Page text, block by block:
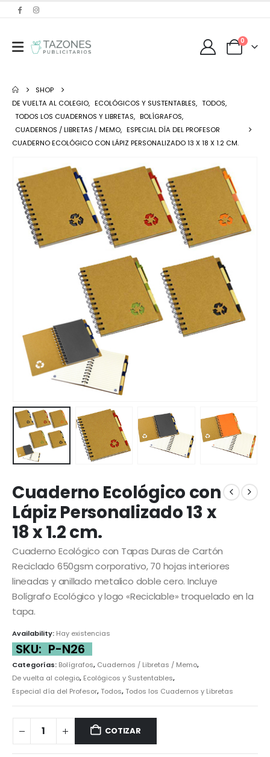
0
SHOP
DE VUELTA AL COLEGIO, ECOLÓGICOS Y SUSTENTABLES, TODOS,
TODOS LOS CUADERNOS Y LIBRETAS, BOLÍGRAFOS,
CUADERNOS / LIBRETAS / MEMO, ESPECIAL DÍA DEL PROFESOR
CUADERNO ECOLÓGICO CON LÁPIZ PERSONALIZADO 13 X 18 X 1.2 CM.
Cuaderno Ecológico con
Lápiz Personalizado 13 x
18 x 1.2 cm.
Cuaderno Ecológico con Tapas Duras de Cartón
Reciclado 650gsm corporativo, 70 hojas interiores
lineadas y anillado metalico doble cero. Incluye
Bolígrafo Ecológico y logo «Reciclable» troquelado en la
tapa.
Availability: Hay existencias
SKU: P-N26
Categorías: Bolígrafos, Cuadernos / Libretas / Memo,
De vuelta al colegio, Ecológicos y Sustentables,
Especial día del Profesor,Todos,Todos los Cuadernos y Libretas
COTIZAR